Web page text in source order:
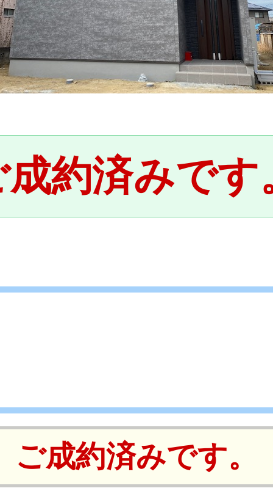
成約済みです
ご成約済みです。